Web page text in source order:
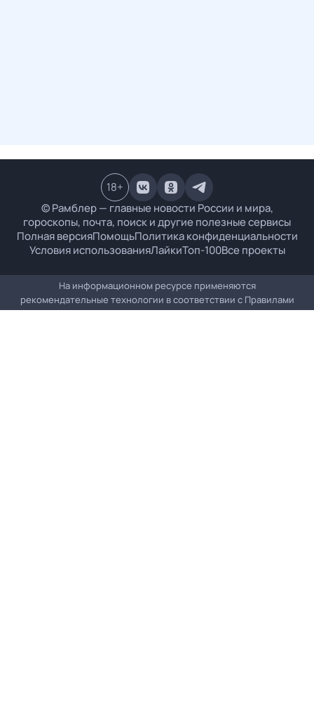
© Рамблер — главные новости России и мира,
гороскопы, почта, поиск и другие полезные сервисы
Полная версияПомощьПолитика конфиденциальности
Условия использованияЛайкиТоп-100Все проекты
18+
На информационном ресурсе применяются
рекомендательные технологии в соответствии с Правилами